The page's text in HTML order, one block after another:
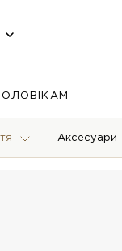
Аксесуари